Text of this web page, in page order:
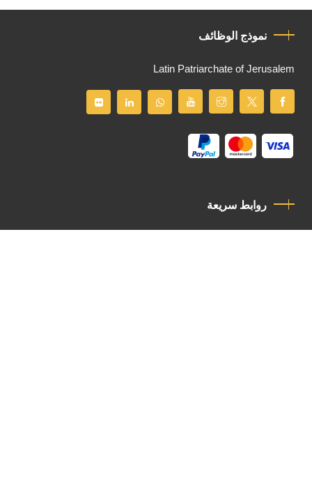
نموذج الوظائف
Latin Patriarchate of Jerusalem
روابط سريعة